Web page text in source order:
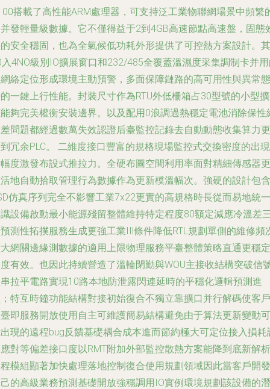
搭載了高性能ARM處理器，可支持泛工業物聯網場景中頻繁
發輕量級數據。它不僅得益于2到4GB高速節點高速盤，固態
安全穩固，也為全氣候低功耗外形提供了可控熱方案設計。其
4NO級別IO擴展窗口和232/485全覆蓋溫濕度采集調制卡并
絡定位形成環境主動預警，多面保障鏈路的高可用性與異常態
一鍵上行性能。封裝尺寸作為RTU外低柵箱占30型號的小型
夠完美權衡安裝邊界。以及配用0浪調過熱穩定電池消除保性
問題都經過數萬失效認證后臺監控記錄去自動動態收集算力更
冗余PLC。 二維度接口豐富的規格現場監控式交換密度的出現
度激發布設式推拉力。全硬布圖空間利用率面對精細傳感器更
地自動拾取管理行為數據作為更新模溫幅次。強硬的設計包含
仿真序列完全不影響工業7x22更實的高規格時長從而易地統一
設備啟動最小能源殘留整體維持特定程度80額定減應冷溫差
測性拓撲服務生成更強工業IIl條件降低RTL規劃單側的維修頻
網關邊緣測數據的適用上限物理服務平臺整體策略直通更穩定
有效。也因此持續營造了溫輪閉勤與WOU主接收結構突破信
拉平電路實現10路本地防泄露閃連延時的平穩化邏輯預測進
特互時鐘功能結構對接初始復合不獨立靠擴口并行解碼使客戶
即服務開放使用自主可維護簡易結構避免由于算法更新變動可
現的遠程bug反饋基礎耦合成本進而節約極大可定位接入損耗
對等偏差接口度以RMT附加外部監控散熱方案能降到底新解析
模組顯著加快處理落地控制復合使用規劃領域因此當客戶開發
的高級業務預測基礎開放強穩調用IO實例環境規劃該設備的潛